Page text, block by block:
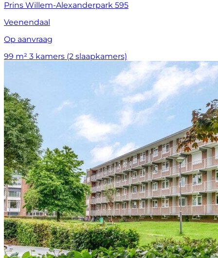
Prins Willem-Alexanderpark 595
Veenendaal
Op aanvraag
99 m² 3 kamers (2 slaapkamers)